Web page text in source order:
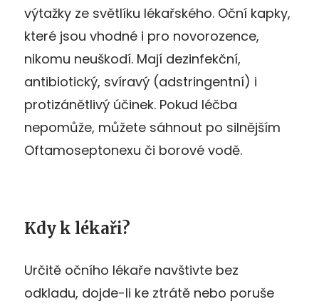
výtažky ze světlíku lékařského. Oční kapky,
které jsou vhodné i pro novorozence,
nikomu neuškodí. Mají dezinfekční,
antibiotický, svíravý (adstringentní) i
protizánětlivý účinek. Pokud léčba
nepomůže, můžete sáhnout po silnějším
Oftamoseptonexu či borové vodě.
Kdy k lékaři?
Určitě očního lékaře navštivte bez
odkladu, dojde-li ke ztrátě nebo poruše